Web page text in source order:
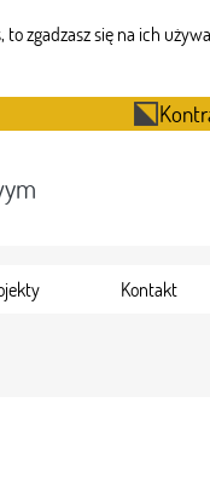
zgadzasz się na ich
Kontakt